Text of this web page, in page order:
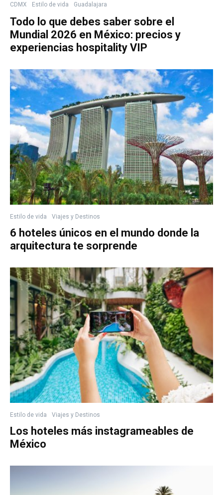
CDMX Estilo de vida Guadalajara
Todo lo que debes saber sobre el
Mundial 2026 en México: precios y
experiencias hospitality VIP
Estilo de vida Viajes y Destinos
6 hoteles únicos en el mundo donde la
arquitectura te sorprende
Estilo de vida Viajes y Destinos
Los hoteles más instagrameables de
México